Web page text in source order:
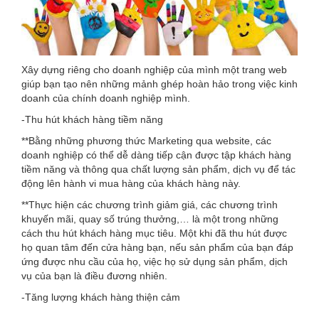
Xây dựng riêng cho doanh nghiệp của mình một trang web
giúp bạn tạo nên những mảnh ghép hoàn hảo trong việc kinh
doanh của chính doanh nghiệp mình.
-Thu hút khách hàng tiềm năng
**Bằng những phương thức Marketing qua website, các
doanh nghiệp có thể dễ dàng tiếp cận được tập khách hàng
tiềm năng và thông qua chất lượng sản phẩm, dịch vụ để tác
động lên hành vi mua hàng của khách hàng này.
**Thực hiện các chương trình giảm giá, các chương trình
khuyến mãi, quay số trúng thưởng,… là một trong những
cách thu hút khách hàng mục tiêu. Một khi đã thu hút được
họ quan tâm đến cửa hàng bạn, nếu sản phẩm của bạn đáp
ứng được nhu cầu của họ, việc họ sử dụng sản phẩm, dịch
vụ của bạn là điều đương nhiên.
-Tăng lượng khách hàng thiện cảm